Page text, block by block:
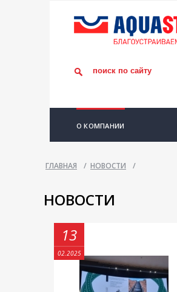
О КОМПАНИИ
ГЛАВНАЯ / НОВОСТИ /
НОВОСТИ
13
02.2025